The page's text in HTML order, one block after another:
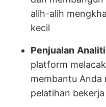
alih-alih
kecil
Penjualan
platform
membantu Anda
pelatihan bekerja